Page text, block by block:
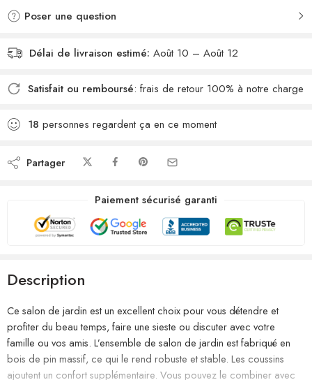
Poser une question
Délai de livraison estimé: Août 10 – Août 12
Satisfait ou remboursé: frais de retour 100% à notre charge
18 personnes regardent ça en ce moment
Partager
Paiement sécurisé garanti
Description
Ce salon de jardin est un excellent choix pour vous détendre et
profiter du beau temps, faire une sieste ou discuter avec votre
famille ou vos amis. L’ensemble de salon de jardin est fabriqué en
bois de pin massif, ce qui le rend robuste et stable. Les coussins
ajoutent un confort supplémentaire. Vous pouvez le combiner avec